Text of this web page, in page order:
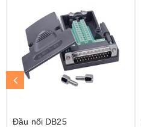
Đầu nối DB25